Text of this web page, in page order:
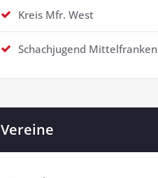
Kreis Mfr. West
Schachjugend Mittelfranken
Vereine